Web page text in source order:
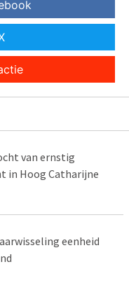
van ernstig
in Hoog Catharijne
eenheid